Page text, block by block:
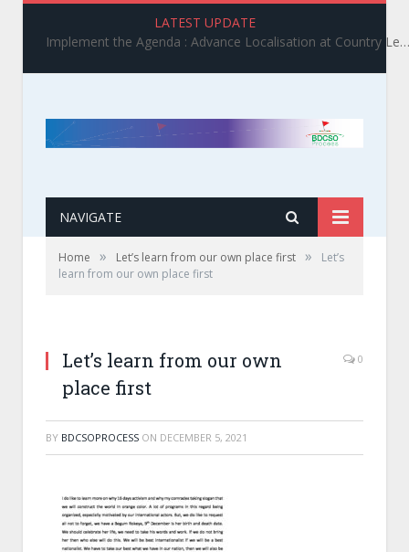
LATEST UPDATE
Implement the Agenda : Advance Localisation at Country Level_ BDCSO COAST 2025 Survey Report Findings on the Grand Bargain 3.0 Implementation
NAVIGATE
Home » Let’s learn from our own place first »
Let’s
learn from our own place first
Let’s learn from our own
place first
0
BY BDCSOPROCESS ON DECEMBER 5, 2021